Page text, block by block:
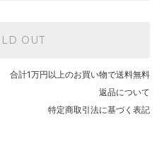
OUT
合計1万円以上のお買い物で送料無料
返品について
特定商取引法に基づく表記